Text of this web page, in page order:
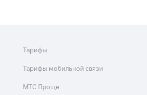
Тарифы
Тарифы мобильной связи
МТС Проще